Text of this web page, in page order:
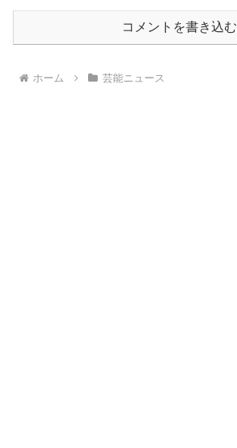
コメントを書き込む
ホーム 芸能ニュース